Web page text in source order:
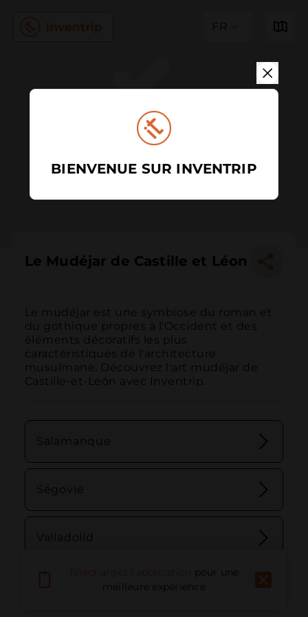
FR
Le Mudéjar de Castille et Léon
Le mudéjar est une symbiose du roman et
du gothique propres à l'Occident et des
éléments décoratifs les plus
caractéristiques de l'architecture
musulmane. Découvrez l'art mudéjar de
Castille-et-León avec Inventrip.
Salamanque
Ségovie
Valladolid
pour une
meilleure expérience
BIENVENUE SUR INVENTRIP